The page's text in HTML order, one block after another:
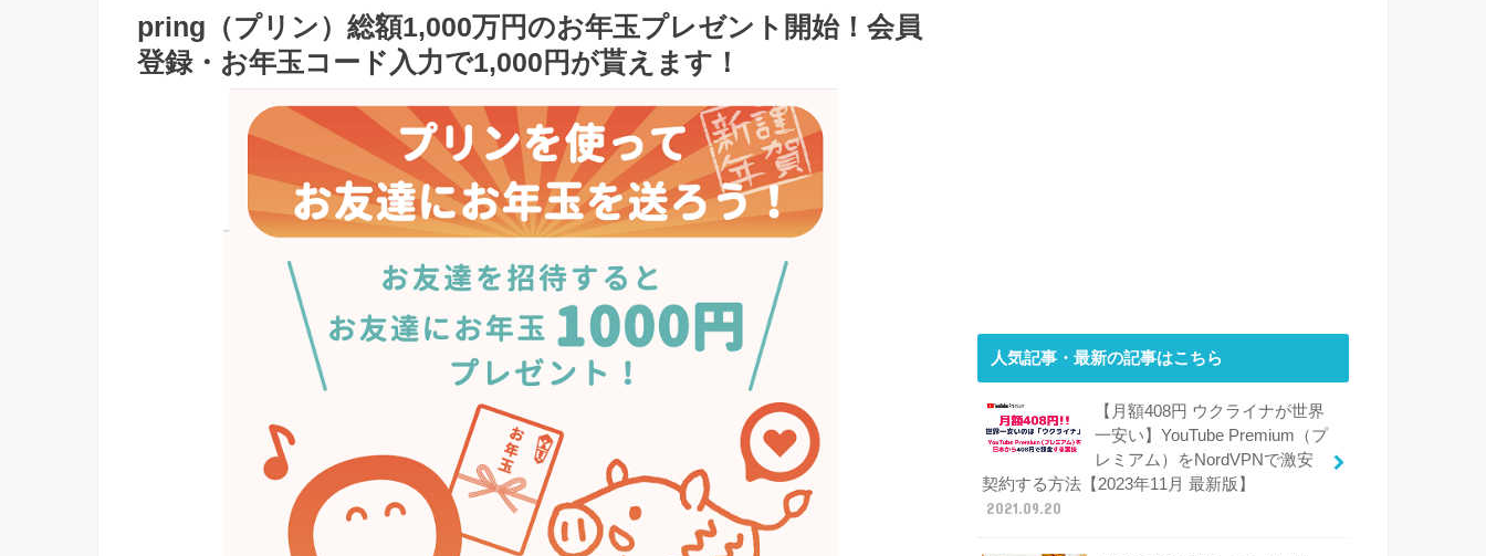
pring（プリン）総額1,000万円のお年玉プレゼント開始！会員
登録・お年玉コード入力で1,000円が貰えます！
人気記事・最新の記事はこちら
【月額408円 ウクライナが世界
一安い】YouTube Premium（プ
レミアム）をNordVPNで激安
契約する方法【2023年11月 最新版】
2021.09.20